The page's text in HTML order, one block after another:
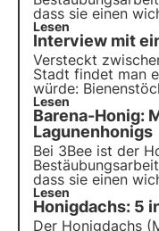
dass sie einen
leisten. Unsere
Artenvielfalt und
eine gesunde
Lesen
Interview mit
Versteckt
Stadt findet man
würde:
die Blumen der
Jahren hat sich
Dächern der
Phänomen
Lesen
Barena-Honig:
Lagunenhonigs
Bei 3Bee ist der
dass sie einen
leisten. Unsere
biologische
Züchter für eine
Lesen
Honigdachs: 5
Der Honigdachs